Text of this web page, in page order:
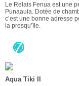
Le Relais Fenua est une
Punaauia. Dotée de
c’est une bonne adresse
la presqu’île.
Aqua Tiki II